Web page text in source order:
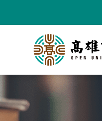
要